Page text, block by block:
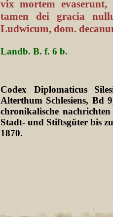
vix mortem
tamen dei gracia
Ludwicum, dom.
Landb. B. f. 6 b.
Codex Diplomaticus
Alterthum Schlesiens, Bd
chronikalische
Stadt- und Stiftsgüter bis
1870.